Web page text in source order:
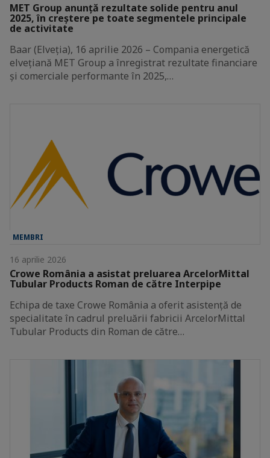
MET Group anunță rezultate solide pentru anul
2025, în creștere pe toate segmentele principale
de activitate
Baar (Elveția), 16 aprilie 2026 – Compania energetică
elvețiană MET Group a înregistrat rezultate financiare
și comerciale performante în 2025,…
MEMBRI
16 aprilie 2026
Crowe România a asistat preluarea ArcelorMittal
Tubular Products Roman de către Interpipe
Echipa de taxe Crowe România a oferit asistență de
specialitate în cadrul preluării fabricii ArcelorMittal
Tubular Products din Roman de către…